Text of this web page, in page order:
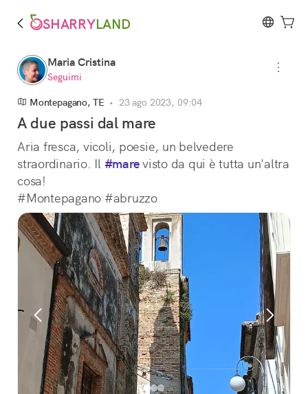
SHARRYLAND
Maria Cristina
Seguimi
Montepagano, TE • 23 ago 2023, 09:04
A due passi dal mare
Aria fresca, vicoli, poesie, un belvedere
straordinario. Il #mare visto da qui è tutta un'altra
cosa!
#Montepagano #abruzzo